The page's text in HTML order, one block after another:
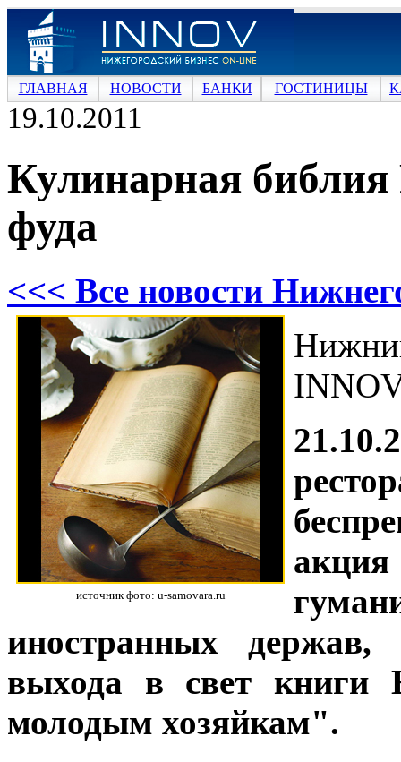
ГЛАВНАЯ НОВОСТИ БАНКИ ГОСТИНИЦЫ
19.10.2011
Кулинарная библия
фуда
<<< Все новости
источник фото: u-samovara.ru
иностранных
выхода в свет книги
молодым хозяйкам".